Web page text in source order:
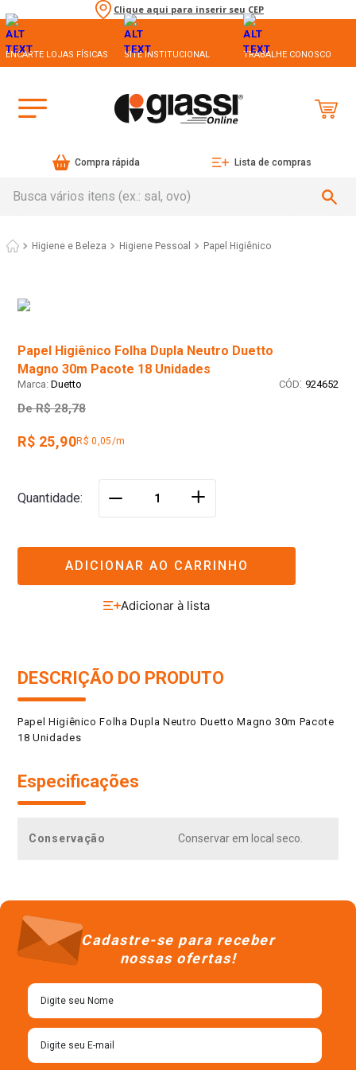
Clique aqui para inserir seu CEP
ENCARTE LOJAS FÍSICAS SITE INSTITUCIONAL TRABALHE CONOSCO
Compra rápida Lista de compras
Higiene e Beleza Higiene Pessoal Papel Higiênico
Papel Higiênico Folha Dupla Neutro Duetto
Magno 30m Pacote 18 Unidades
Duetto : 924652
De R$ 28,78
R$ 25,90R$ 0,05/m
Quantidade ＋
ADICIONAR AO CARRINHO
DESCRIÇÃO DO PRODUTO
Papel Higiênico Folha Dupla Neutro Duetto Magno 30m Pacote
18 Unidades
Especificações
Conservação Conservar em local seco.
Cadastre-se para receber
nossas ofertas!